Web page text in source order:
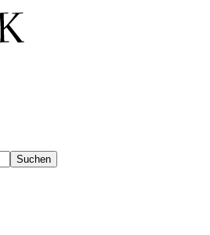
Suchen